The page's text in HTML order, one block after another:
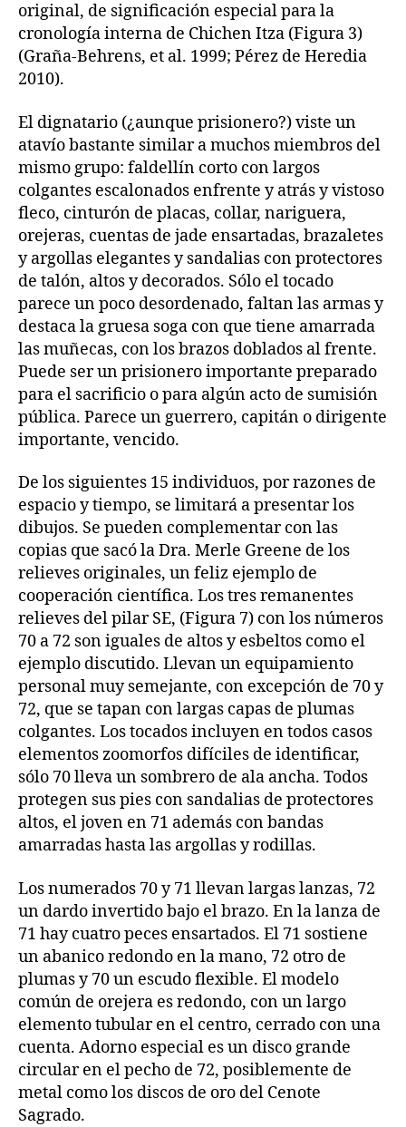
original, de significación especial para la
cronología interna de Chichen Itza (Figura 3)
(Graña-Behrens, et al. 1999; Pérez de Heredia
2010).
El dignatario (¿aunque prisionero?) viste un
atavío bastante similar a muchos miembros del
mismo grupo: faldellín corto con largos
colgantes escalonados enfrente y atrás y vistoso
fleco, cinturón de placas, collar, nariguera,
orejeras, cuentas de jade ensartadas, brazaletes
y argollas elegantes y sandalias con protectores
de talón, altos y decorados. Sólo el tocado
parece un poco desordenado, faltan las armas y
destaca la gruesa soga con que tiene amarrada
las muñecas, con los brazos doblados al frente.
Puede ser un prisionero importante preparado
para el sacrificio o para algún acto de sumisión
pública. Parece un guerrero, capitán o dirigente
importante, vencido.
De los siguientes 15 individuos, por razones de
espacio y tiempo, se limitará a presentar los
dibujos. Se pueden complementar con las
copias que sacó la Dra. Merle Greene de los
relieves originales, un feliz ejemplo de
cooperación científica. Los tres remanentes
relieves del pilar SE, (Figura 7) con los números
70 a 72 son iguales de altos y esbeltos como el
ejemplo discutido. Llevan un equipamiento
personal muy semejante, con excepción de 70 y
72, que se tapan con largas capas de plumas
colgantes. Los tocados incluyen en todos casos
elementos zoomorfos difíciles de identificar,
sólo 70 lleva un sombrero de ala ancha. Todos
protegen sus pies con sandalias de protectores
altos, el joven en 71 además con bandas
amarradas hasta las argollas y rodillas.
Los numerados 70 y 71 llevan largas lanzas, 72
un dardo invertido bajo el brazo. En la lanza de
71 hay cuatro peces ensartados. El 71 sostiene
un abanico redondo en la mano, 72 otro de
plumas y 70 un escudo flexible. El modelo
común de orejera es redondo, con un largo
elemento tubular en el centro, cerrado con una
cuenta. Adorno especial es un disco grande
circular en el pecho de 72, posiblemente de
metal como los discos de oro del Cenote
Sagrado.